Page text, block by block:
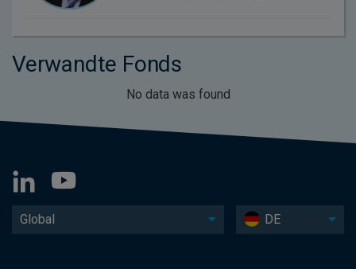
Verwandte Fonds
No data was found
Global DE